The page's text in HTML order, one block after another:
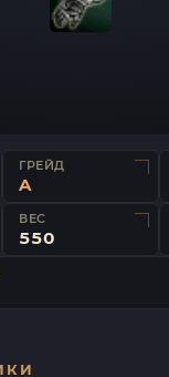
ГРЕЙД
A
ВЕС
550